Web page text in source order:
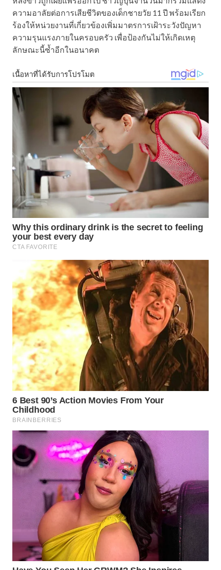
ความอาลัยต่อการเสียชีวิตของเด็กชายวัย 11 ปี พร้อมเรียก
ร้องให้หน่วยงานที่เกี่ยวข้องเพิ่มมาตรการเฝ้าระวังปัญหา
ความรุนแรงภายในครอบครัว เพื่อป้องกันไม่ให้เกิดเหตุ
ลักษณะนี้ซ้ำอีกในอนาคต